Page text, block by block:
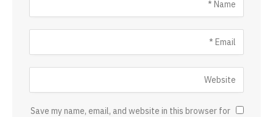
Save my name, email, and website in this browser for